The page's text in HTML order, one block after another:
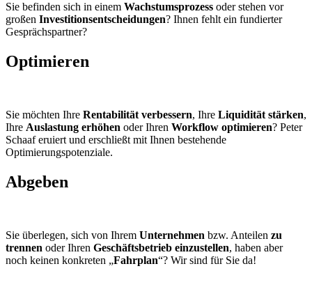
Sie befinden sich in einem Wachstumsprozess oder stehen vor
großen Investitionsentscheidungen? Ihnen fehlt ein fundierter
Gesprächspartner?
Optimieren
Sie möchten Ihre Rentabilität verbessern, Ihre Liquidität stärken,
Ihre Auslastung erhö­hen oder Ihren Workflow optimieren? Peter
Schaaf eruiert und erschließt mit Ihnen bestehende
Optimierungspotenziale.
Abgeben
Sie überlegen, sich von Ihrem Unternehmen bzw. Anteilen zu
trennen oder Ihren Geschäftsbetrieb einzustellen, haben aber
noch keinen konkreten „Fahrplan“? Wir sind für Sie da!